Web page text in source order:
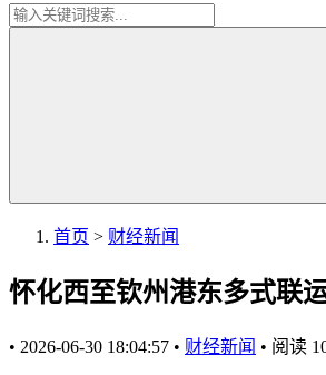
首页 > 财经新闻
怀化西至钦州港东多式联
• 2026-06-30 18:04:57 • 财经新闻 • 阅读